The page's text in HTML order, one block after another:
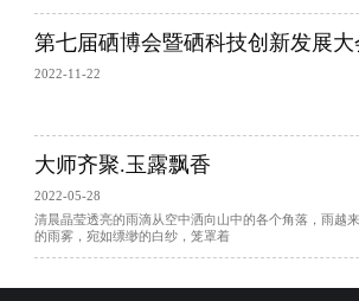
第七届硒博会暨硒科技创新发展
2022-11-22
大师齐聚.玉露飘香
2022-05-28
清晨晶莹透亮的雨滴从空中洒向山中的各个角落，雨越
的雨雾，宛如缥缈的白纱，笼罩着